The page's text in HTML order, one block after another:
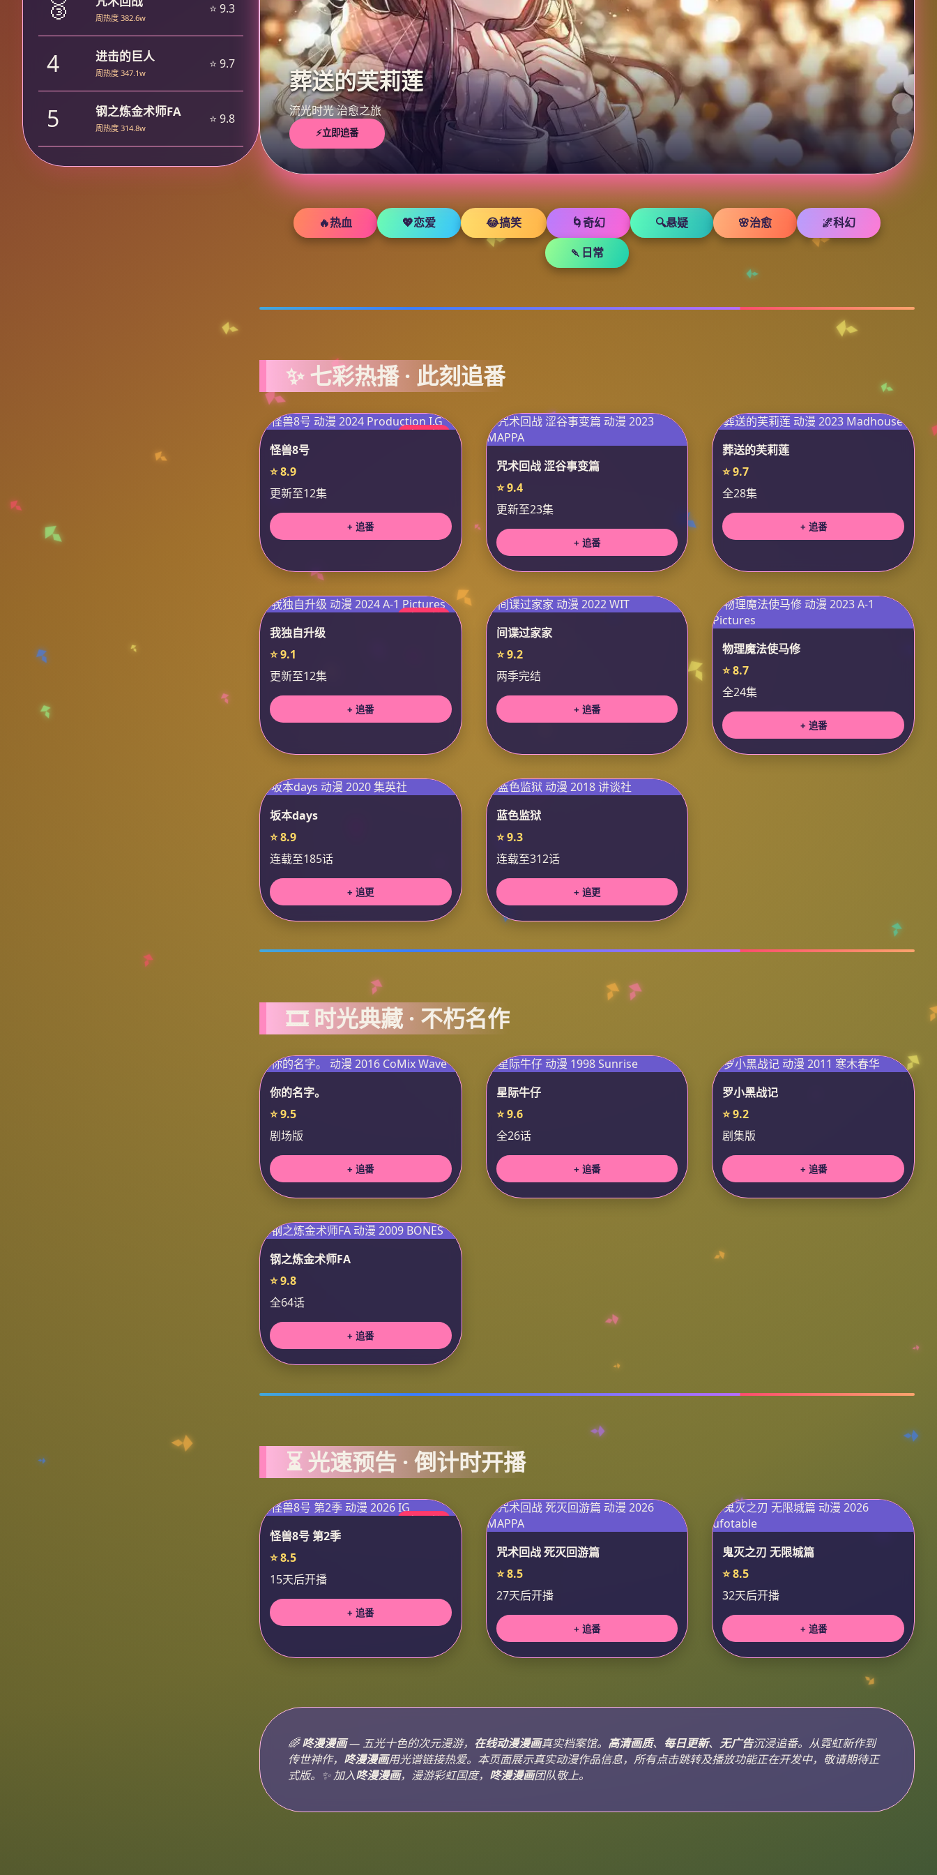
🥉 周热度 382.6w
⭐ 9.3
4 进击的巨人
周热度 347.1w
⭐ 9.7
5 钢之炼金术师FA
周热度 314.8w
⭐ 9.8
葬送的芙莉莲
流光时光 治愈之旅
⚡立即追番
🔥热血 💖恋爱 😂搞笑 🌀奇幻 🔍悬疑 🌸治愈
🌌科幻
🍡日常
✨ 七彩热播 · 此刻追番
今日更新
怪兽8号
⭐ 8.9
更新至12集
+ 追番
咒术回战 涩谷事变篇
⭐ 9.4
更新至23集
+ 追番
葬送的芙莉莲
⭐ 9.7
全28集
+ 追番
今日更新
我独自升级
⭐ 9.1
更新至12集
+ 追番
间谍过家家
⭐ 9.2
两季完结
+ 追番
物理魔法使马修
⭐ 8.7
全24集
+ 追番
坂本days
⭐ 8.9
连载至185话
+ 追更
蓝色监狱
⭐ 9.3
连载至312话
+ 追更
🎞️ 时光典藏 · 不朽名作
你的名字。
⭐ 9.5
剧场版
+ 追番
星际牛仔
⭐ 9.6
全26话
+ 追番
罗小黑战记
⭐ 9.2
剧集版
+ 追番
钢之炼金术师FA
⭐ 9.8
全64话
+ 追番
⏳ 光速预告 · 倒计时开播
今日更新
怪兽8号 第2季
⭐ 8.5
15天后开播
+ 追番
咒术回战 死灭回游篇
⭐ 8.5
27天后开播
+ 追番
鬼灭之刃 无限城篇
⭐ 8.5
32天后开播
+ 追番
🌈咚漫漫画— 五光十色的次元漫游， 在线动漫漫画真实档案馆。 高清画质、 每日更新、 无广告沉浸追番。从霓虹新作到
传世神作， 咚漫漫画用光谱链接热爱。本页面展示真实动漫作品信息，所有点击跳转及播放功能正在开发中，敬请期待正
式版。✨ 加入咚漫漫画，漫游彩虹国度， 咚漫漫画团队敬上。